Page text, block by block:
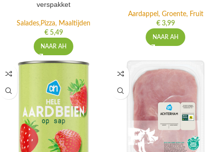
verspakket
Salades,Pizza, Maaltijden
€5,49
NAAR AH
Aardappel, Groente, Fruit
€3,99
NAAR AH